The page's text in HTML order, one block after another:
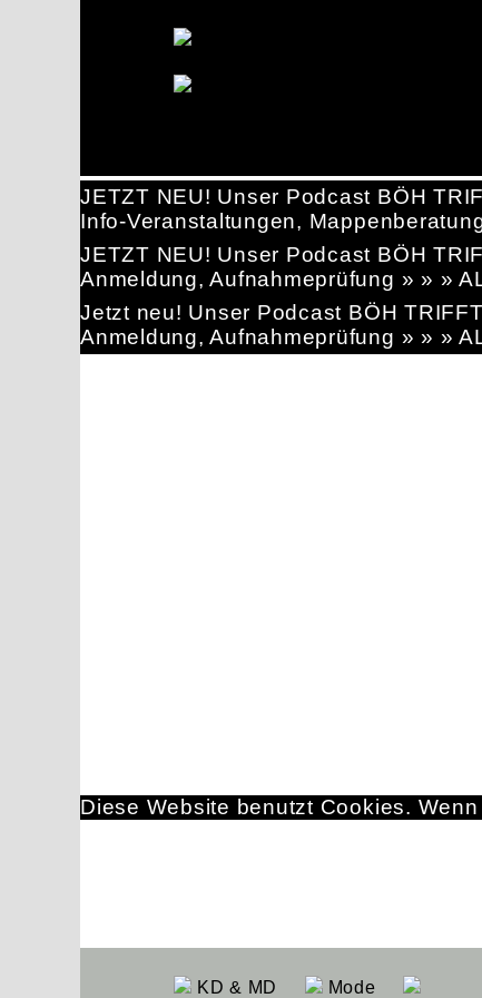
JETZT NEU! Unser Podcast BÖH
Info-Veranstaltungen,
JETZT NEU! Unser Podcast BÖH
Anmeldung, Aufnahmeprüfung » » »
Jetzt neu! Unser Podcast BÖH
Anmeldung, Aufnahmeprüfung » » »
KD & MD Mode
Diese Website benutzt Cookies.